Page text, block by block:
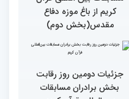
از حضور سفیر عربستان تا
استقبال بی‌نظیر کودکان و
نوجوانان/ نگاهی به حواشی
دومین روز مسابقات جهانی
قرآن به میزبانی ایران